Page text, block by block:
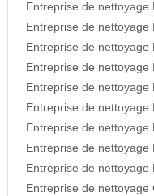
Entreprise de nettoyage
Entreprise de nettoyage
Entreprise de nettoyage
Entreprise de
Entreprise de nettoyage
Entreprise de nettoyage
Entreprise de
Entreprise de
Entreprise de
Entreprise de nettoyage